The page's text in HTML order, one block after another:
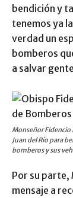
bendición y
tenemos ya
verdad un
bomberos
a salvar
Monseñor Fidencio
Juan del Río para
bomberos y sus
Por su parte,
mensaje a